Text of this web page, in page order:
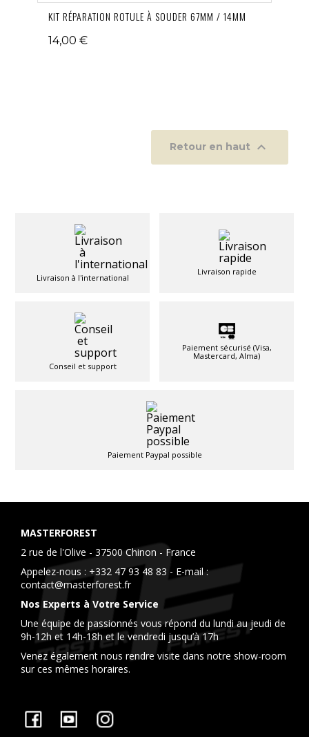
KIT RÉPARATION ROTULE À SOUDER 67MM / 14MM
14,00 €
Retour en haut 
Livraison à l'international
Livraison rapide
Conseil et support
Paiement sécurisé (Visa,
Mastercard, Alma)
Paiement Paypal possible
MASTERFOREST
2 rue de l'Olive - 37500 Chinon - France
Appelez-nous : +332 47 93 48 83 - E-mail :
contact@masterforest.fr
Nos Experts à Votre Service
Une équipe de passionnés vous répond du lundi au jeudi de
9h-12h et 14h-18h et le vendredi jusqu’à 17h
Venez également nous rendre visite dans notre show-room
sur ces mêmes horaires.
Facebook YouTube